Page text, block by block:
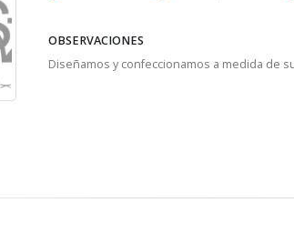
OBSERVACIONES
Diseñamos y confeccionamos a medida de